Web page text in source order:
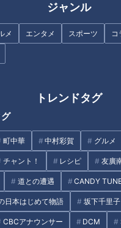
ジャンル
メ エンタメ スポーツ コ
トレンドタグ
町中華 中村彩賀 グルメ
チャント！ レシピ 友廣
道との遭遇 CANDY
日本はじめて物語 坂下千里子
CBCアナウンサー DCM
の魅力発見
手確保
開幕6試合を勝
生・与田ドラ
ない。“卵子
択肢
これから暑い夏
いによる肌荒れ
点は？